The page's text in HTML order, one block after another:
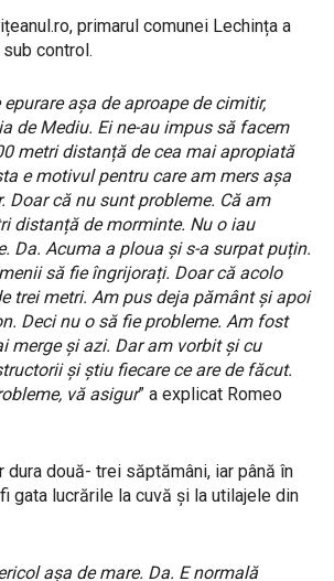
primarul comunei Lechința a
control.
așa de aproape de cimitir,
de Mediu. Ei ne-au impus să facem
metri distanță de cea mai apropiată
e motivul pentru care am mers așa
Doar că nu sunt probleme. Că am
distanță de morminte. Nu o iau
Da. Acuma a ploua și s-a surpat puțin.
să fie îngrijorați. Doar că acolo
trei metri. Am pus deja pământ și apoi
Deci nu o să fie probleme. Am fost
merge și azi. Dar am vorbit și cu
și știu fiecare ce are de făcut.
vă asigur” a explicat Romeo
dura două- trei săptămâni, iar până în
gata lucrările la cuvă și la utilajele din
așa de mare. Da. E normală